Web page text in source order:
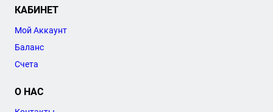
КАБИНЕТ
Мой Аккаунт
Баланс
Счета
О НАС